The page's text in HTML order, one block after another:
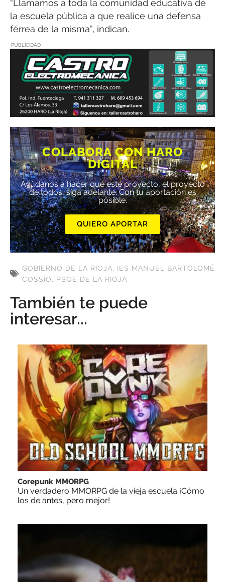
“Llamamos a toda la comunidad educativa de
la escuela pública a que realice una defensa
férrea de la misma”, indican.
PUBLICIDAD
COLABORA CON HARO
DIGITAL
Ayúdanos a hacer que este proyecto, el proyecto
de todos, siga adelante. Con tu aportación es
posible.
QUIERO APORTAR
GOBIERNO DE LA RIOJA, IES MANUEL BARTOLOMÉ
COSSÍO, PSOE DE LA RIOJA
También te puede
interesar...
Corepunk MMORPG
Un verdadero MMORPG de la vieja escuela ¡Cómo
los de antes, pero mejor!